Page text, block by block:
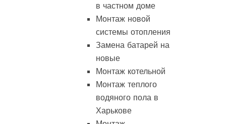
в частном доме
Монтаж новой
системы отопления
Замена батарей на
новые
Монтаж котельной
Монтаж теплого
водяного пола в
Харькове